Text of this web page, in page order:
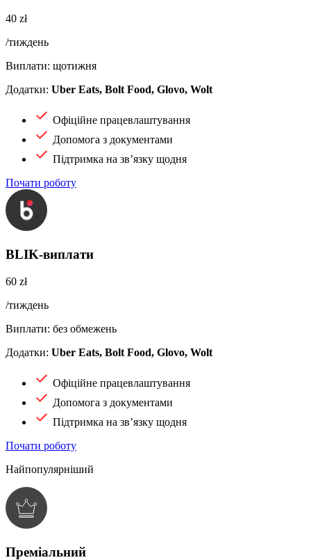
40 zł
/тиждень
Виплати: щотижня
Додатки: Uber Eats, Bolt Food, Glovo, Wolt
Офіційне працевлаштування
Допомога з документами
Підтримка на зв’язку щодня
Почати роботу
BLIK-виплати
60 zł
/тиждень
Виплати: без обмежень
Додатки: Uber Eats, Bolt Food, Glovo, Wolt
Офіційне працевлаштування
Допомога з документами
Підтримка на зв’язку щодня
Почати роботу
Найпопулярніший
Преміальний